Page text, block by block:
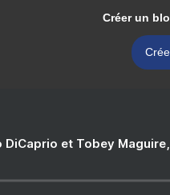
Créer un
DiCaprio et Tobey